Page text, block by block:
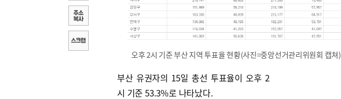
오후 2시 기준 부산 지역 투표율 현황(사진=중앙선거관리위원회 캡쳐)
부산 유권자의 15일 총선 투표율이 오후 2
시 기준 53.3%로 나타났다.